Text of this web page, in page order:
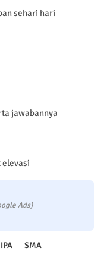
sehari hari
jawabannya
elevasi
Ads)
IPA SMA